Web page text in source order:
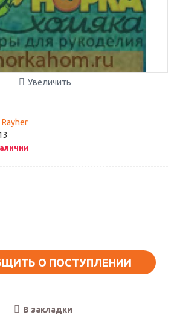
Увеличить
Rayher
О ПОСТУПЛЕНИИ
В закладки